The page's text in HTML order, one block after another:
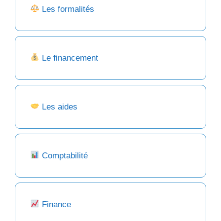
Les formalités
Le financement
Les aides
Comptabilité
Finance